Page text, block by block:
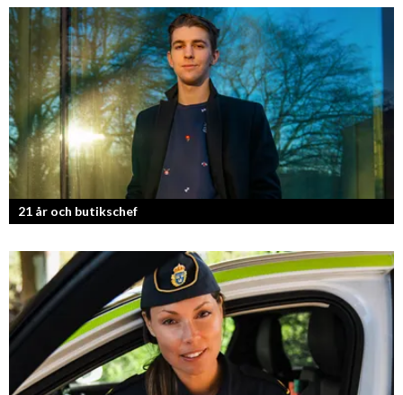
21 år och butikschef
Denis Manasiev Vukotic driver Teknikmagasinet mot nya framgångar!